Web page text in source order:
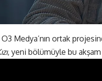
Medya’nın ortak
, yeni bölümüyle bu